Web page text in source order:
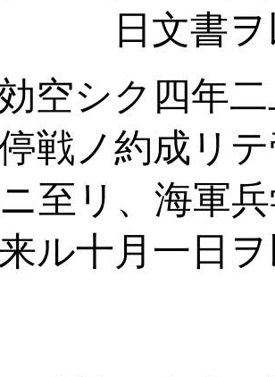
日文書
空シク四年二
戦ノ約成リ
至リ、海軍
ル十月一日